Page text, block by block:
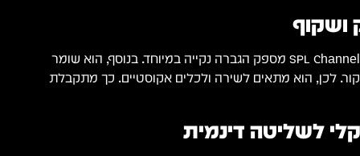
ושקוף
הפרהאמפ של SPL Channel One Mk3 מספק הגברה נקייה במיוחד. בנוסף, הוא שומר
לכן, הוא מתאים לשירה ולכלים אקוסטיים. כך מתקבלת
לשליטה דינמית